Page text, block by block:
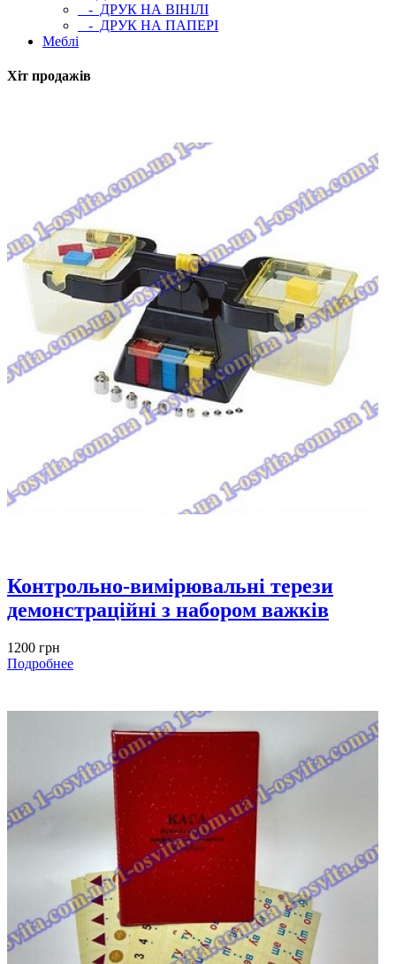
- ДРУК НА ВІНІЛІ
- ДРУК НА ПАПЕРІ
Меблі
Хіт продажів
Контрольно-вимірювальні терези
демонстраційні з набором важків
1200 грн
Подробнее